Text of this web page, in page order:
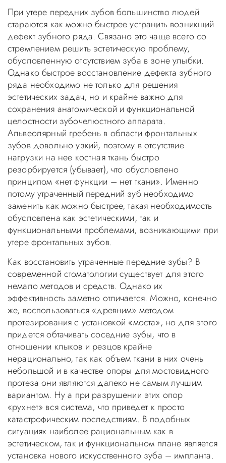
При утере передних зубов большинство людей
стараются как можно быстрее устранить возникший
дефект зубного ряда. Связано это чаще всего со
стремлением решить эстетическую проблему,
обусловленную отсутствием зуба в зоне улыбки.
Однако быстрое восстановление дефекта зубного
ряда необходимо не только для решения
эстетических задач, но и крайне важно для
сохранения анатомической и функциональной
целостности зубочелюстного аппарата.
Альвеолярный гребень в области фронтальных
зубов довольно узкий, поэтому в отсутствие
нагрузки на нее костная ткань быстро
резорбируется (убывает), что обусловлено
принципом «нет функции – нет ткани». Именно
потому утраченный передний зуб необходимо
заменить как можно быстрее, такая необходимость
обусловлена как эстетическими, так и
функциональными проблемами, возникающими при
утере фронтальных зубов.
Как восстановить утраченные передние зубы? В
современной стоматологии существует для этого
немало методов и средств. Однако их
эффективность заметно отличается. Можно, конечно
же, воспользоваться «древним» методом
протезирования с установкой «моста», но для этого
придется обтачивать соседние зубы, что в
отношении клыков и резцов крайне
нерационально, так как объем ткани в них очень
небольшой и в качестве опоры для мостовидного
протеза они являются далеко не самым лучшим
вариантом. Ну а при разрушении этих опор
«рухнет» вся система, что приведет к просто
катастрофическим последствиям. В подобных
ситуациях наиболее рациональным как в
эстетическом, так и функциональном плане является
установка нового искусственного зуба – импланта.